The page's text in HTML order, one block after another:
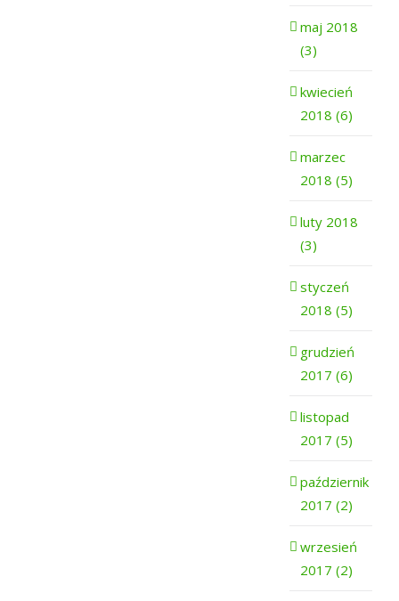
maj 2018
(3)
kwiecień
2018 (6)
marzec
2018 (5)
luty 2018
(3)
styczeń
2018 (5)
grudzień
2017 (6)
listopad
2017 (5)
październik
2017 (2)
wrzesień
2017 (2)